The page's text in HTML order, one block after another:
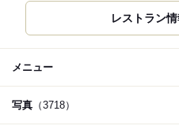
レストラン
メニュー
写真 （3718）